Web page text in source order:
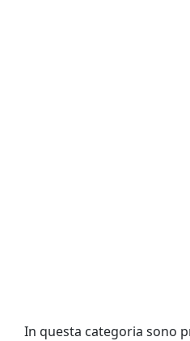
In questa categoria sono